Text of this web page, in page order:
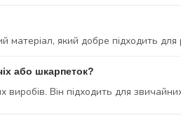
який добре підходить для
або шкарпеток?
Він підходить для